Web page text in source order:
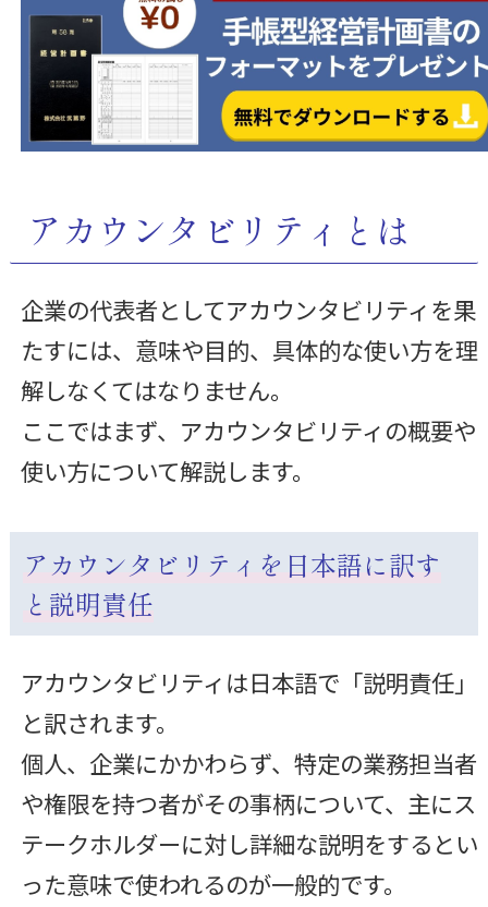
アカウンタビリティとは
企業の代表者としてアカウンタビリティを果
たすには、意味や目的、具体的な使い方を理
解しなくてはなりません。
ここではまず、アカウンタビリティの概要や
使い方について解説します。
アカウンタビリティを日本語に訳す
と説明責任
アカウンタビリティは日本語で「説明責任」
と訳されます。
個人、企業にかかわらず、特定の業務担当者
や権限を持つ者がその事柄について、主にス
テークホルダーに対し詳細な説明をするとい
った意味で使われるのが一般的です。